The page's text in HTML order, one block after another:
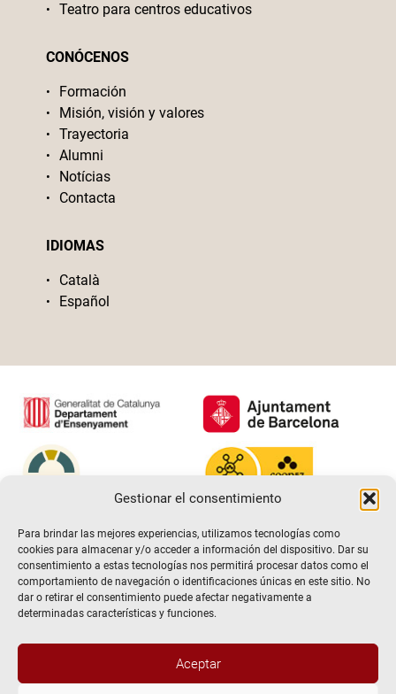
Gestionar el consentimiento
Para brindar las mejores experiencias, utilizamos tecnologías como
cookies para almacenar y/o acceder a información del dispositivo. Dar su
consentimiento a estas tecnologías nos permitirá procesar datos como el
comportamiento de navegación o identificaciones únicas en este sitio. No
dar o retirar el consentimiento puede afectar negativamente a
determinadas características y funciones.
Aceptar
Teatro para centros educativos
CONÓCENOS
Formación
Misión, visión y valores
Trayectoria
Alumni
Notícias
Contacta
IDIOMAS
Català
Español